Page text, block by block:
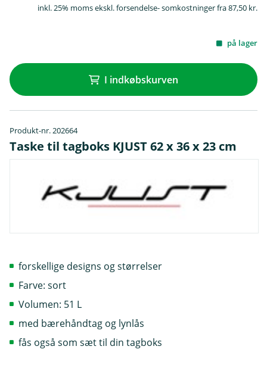
inkl. 25% moms ekskl. forsendelse- somkostninger fra 87,50 kr.
på lager
I indkøbskurven
Produkt-nr. 202664
Taske til tagboks KJUST 62 x 36 x 23 cm
forskellige designs og størrelser
Farve: sort
Volumen: 51 L
med bærehåndtag og lynlås
fås også som sæt til din tagboks